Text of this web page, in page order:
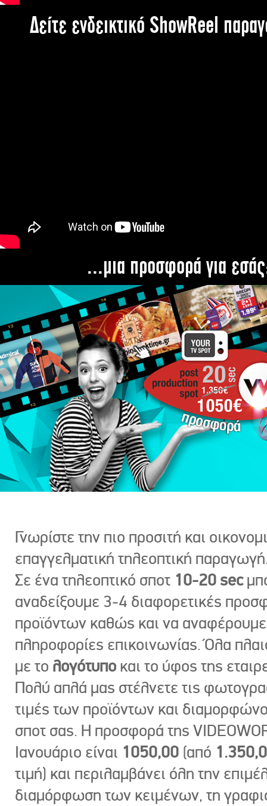
Δείτε ενδεικτικό ShowReel
...μια προσφορά για
Γνωρίστε την πιο προσιτή και
επαγγελματική τηλεοπτική
Σε ένα τηλεοπτικό σποτ 10-20 sec
αναδείξουμε 3-4 διαφορετικές
προϊόντων καθώς και να
πληροφορίες επικοινωνίας. Όλα
με το λογότυπο και το ύφος της
Πολύ απλά μας στέλνετε τις
τιμές των προϊόντων και
σποτ σας. Η προσφορά της
Ιανουάριο είναι 1050,00 (από
τιμή) και περιλαμβάνει όλη την
διαμόρφωση των κειμένων, τη